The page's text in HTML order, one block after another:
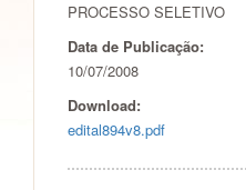
PROCESSO SELETIVO
Data de Publicação:
10/07/2008
Download:
edital894v8.pdf